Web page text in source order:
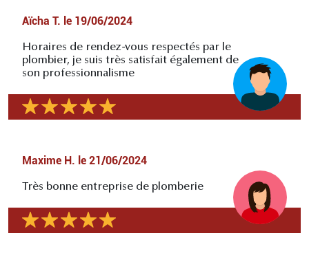
Aïcha T. le 19/06/2024
Horaires de rendez-vous respectés par le
plombier, je suis très satisfait également de
son professionnalisme
Maxime H. le 21/06/2024
Très bonne entreprise de plomberie